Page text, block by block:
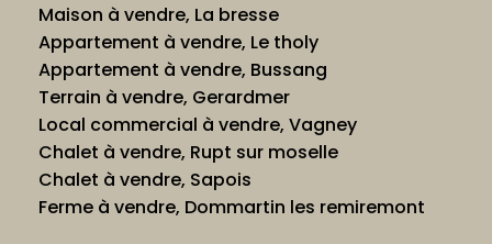
Maison à vendre, La bresse
Appartement à vendre, Le tholy
Appartement à vendre, Bussang
Terrain à vendre, Gerardmer
Local commercial à vendre, Vagney
Chalet à vendre, Rupt sur moselle
Chalet à vendre, Sapois
Ferme à vendre, Dommartin les remiremont